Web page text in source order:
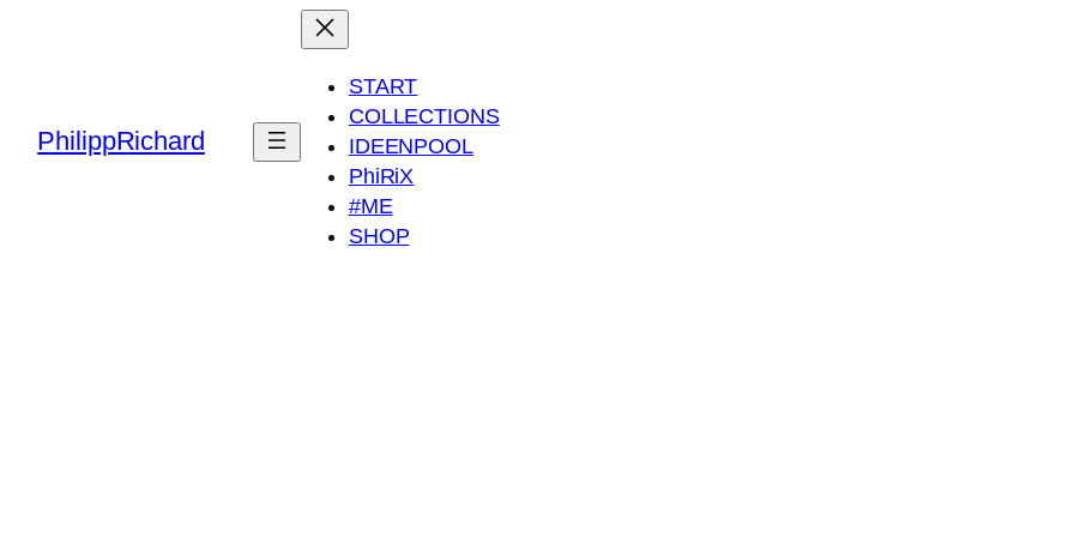
PhilippRichard
START
COLLECTIONS
IDEENPOOL
PhiRiX
#ME
SHOP